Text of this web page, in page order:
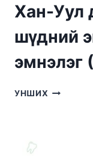
Хан-Уул
шүдний
эмнэлэг
УНШИХ ХАН-